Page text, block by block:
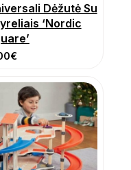
Dėžutė Su
‘Nordic
€